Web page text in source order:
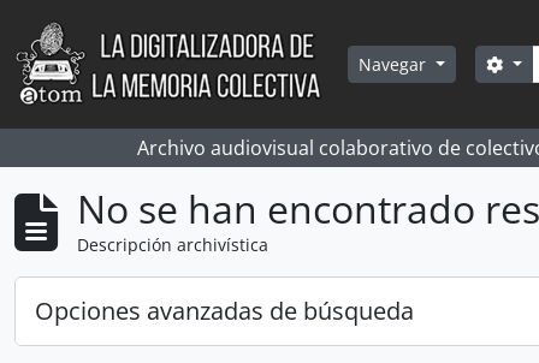
Skip to main content
Navegar
Archivo audiovisual colaborativo de
No se han encontrado
Descripción archivística
Opciones avanzadas de búsqueda